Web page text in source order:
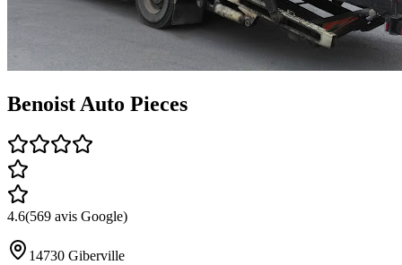
Benoist Auto Pieces
4.6(569 avis Google)
14730 Giberville